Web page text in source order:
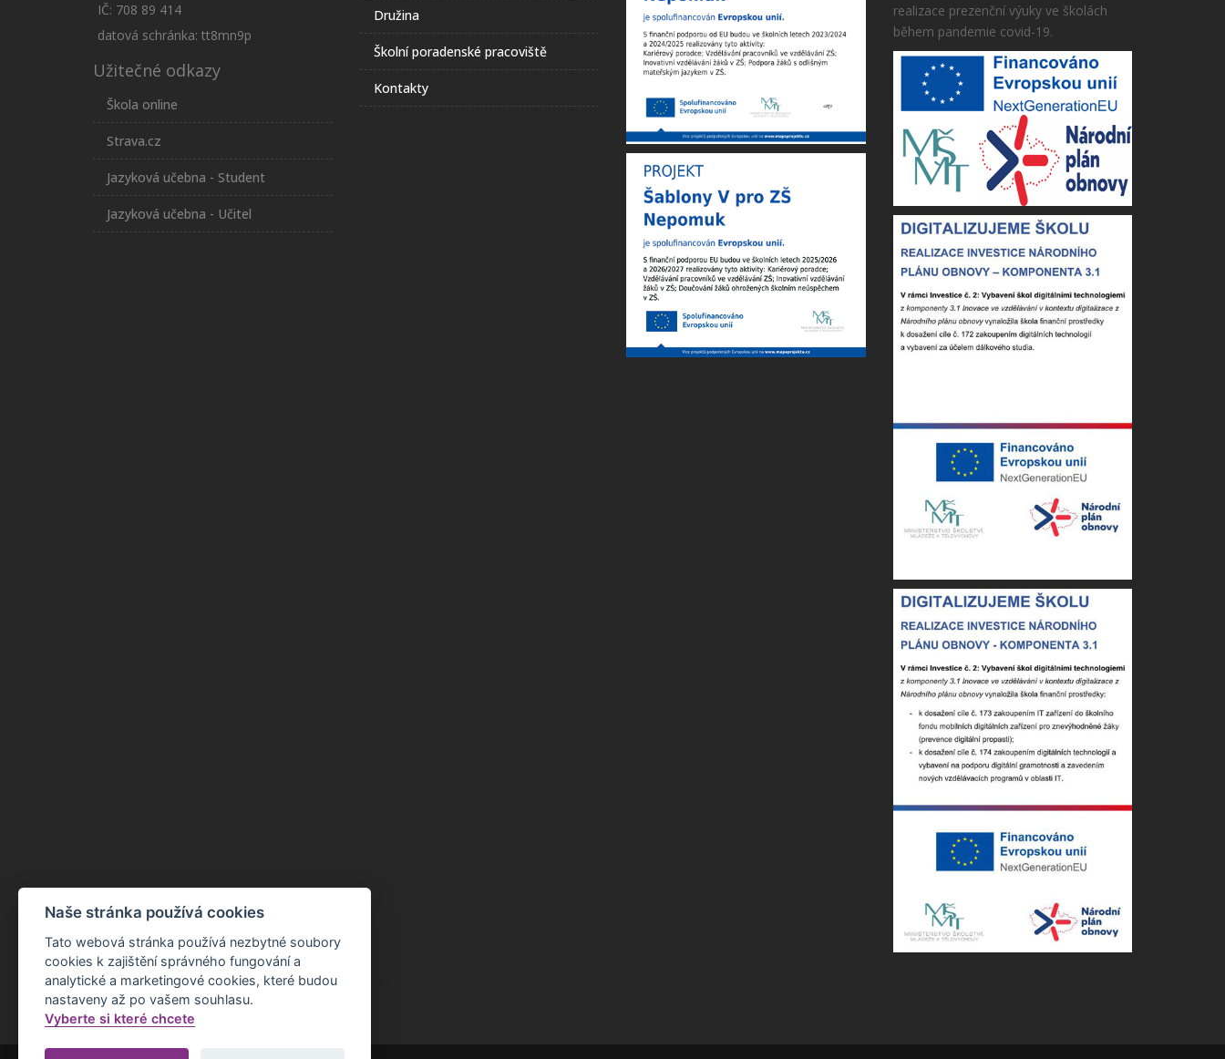
IČ: 708 89 414
datová schránka: tt8mn9p
Užitečné odkazy
Škola online
Strava.cz
Jazyková učebna - Student
Jazyková učebna - Učitel
Družina
Školní poradenské pracoviště
Kontakty
realizace prezenční výuky ve školách
během pandemie covid-19.
Naše stránka používá cookies
Tato webová stránka používá nezbytné soubory
cookies k zajištění správného fungování a
analytické a marketingové cookies, které budou
nastaveny až po vašem souhlasu.
Vyberte si které chcete